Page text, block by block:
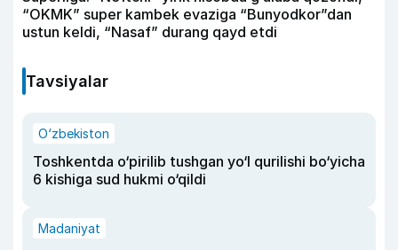
“OKMK” super kambek evaziga “Bunyodkor”dan
ustun keldi, “Nasaf” durang qayd etdi
Tavsiyalar
O‘zbekiston
Toshkentda o‘pirilib tushgan yo‘l qurilishi bo‘yicha
6 kishiga sud hukmi o‘qildi
Madaniyat